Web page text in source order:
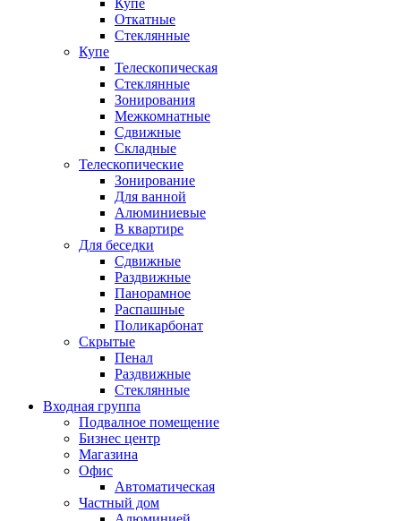
Купе
Откатные
Стеклянные
Купе
Телескопическая
Стеклянные
Зонирования
Межкомнатные
Сдвижные
Складные
Телескопические
Зонирование
Для ванной
Алюминиевые
В квартире
Для беседки
Сдвижные
Раздвижные
Панорамное
Распашные
Поликарбонат
Скрытые
Пенал
Раздвижные
Стеклянные
Входная группа
Подвалное помещение
Бизнес центр
Магазина
Офис
Автоматическая
Частный дом